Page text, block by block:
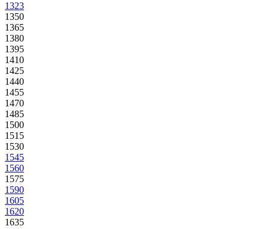
1323
1350
1365
1380
1395
1410
1425
1440
1455
1470
1485
1500
1515
1530
1545
1560
1575
1590
1605
1620
1635